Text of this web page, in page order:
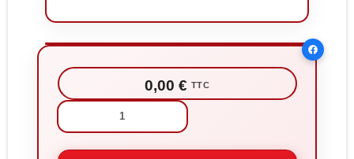
0,00 € TTC
Quantité: